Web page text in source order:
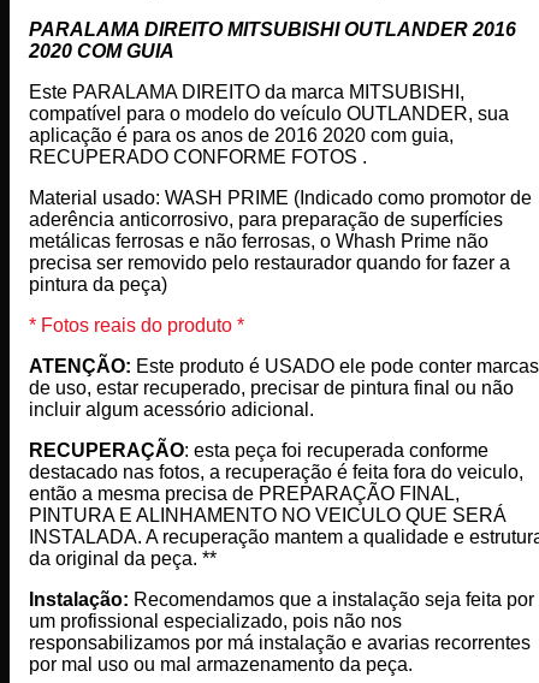
PARALAMA DIREITO MITSUBISHI OUTLANDER 2016
2020 COM GUIA
Este PARALAMA DIREITO da marca MITSUBISHI,
compatível para o modelo do veículo OUTLANDER, sua
aplicação é para os anos de 2016 2020 com guia,
RECUPERADO CONFORME FOTOS .
Material usado: WASH PRIME (Indicado como promotor de
aderência anticorrosivo, para preparação de superfícies
metálicas ferrosas e não ferrosas, o Whash Prime não
precisa ser removido pelo restaurador quando for fazer a
pintura da peça)
* Fotos reais do produto *
ATENÇÃO: Este produto é USADO ele pode conter marcas
de uso, estar recuperado, precisar de pintura final ou não
incluir algum acessório adicional.
RECUPERAÇÃO: esta peça foi recuperada conforme
destacado nas fotos, a recuperação é feita fora do veiculo,
então a mesma precisa de PREPARAÇÃO FINAL,
PINTURA E ALINHAMENTO NO VEICULO QUE SERÁ
INSTALADA. A recuperação mantem a qualidade e
da original da peça. **
Instalação: Recomendamos que a instalação seja feita por
um profissional especializado, pois não nos
responsabilizamos por má instalação e avarias recorrentes
por mal uso ou mal armazenamento da peça.